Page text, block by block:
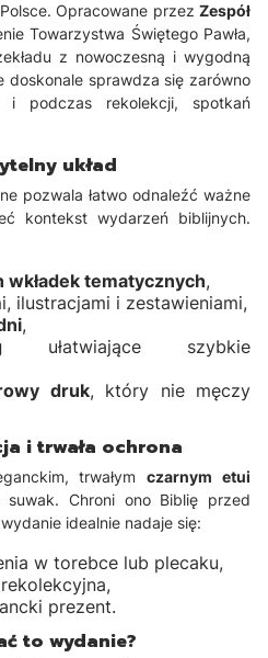
Opracowane przez Zespół
Towarzystwa Świętego Pawła,
z nowoczesną i wygodną
doskonale sprawdza się zarówno
podczas rekolekcji, spotkań
układ
pozwala łatwo odnaleźć ważne
kontekst wydarzeń biblijnych.
tematycznych,
ilustracjami i zestawieniami,
,
ułatwiające szybkie
druk, który nie męczy
i trwała ochrona
trwałymczarnym etui
suwak. Chroni ono Biblię przed
idealnie nadaje się:
w torebce lub plecaku,
prezent.
to wydanie?